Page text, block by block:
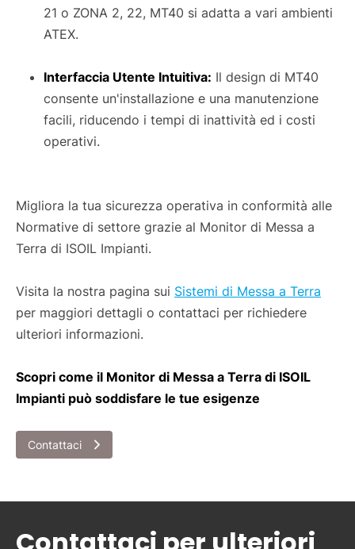
21 o ZONA 2, 22, MT40 si adatta a vari ambienti
ATEX.
Interfaccia Utente Intuitiva: Il design di MT40
consente un'installazione e una manutenzione
facili, riducendo i tempi di inattività ed i costi
operativi.
Migliora la tua sicurezza operativa in conformità alle
Normative di settore grazie al Monitor di Messa a
Terra di ISOIL Impianti.
Visita la nostra pagina sui Sistemi di Messa a Terra
per maggiori dettagli o contattaci per richiedere
ulteriori informazioni.
Scopri come il Monitor di Messa a Terra di ISOIL
Impianti può soddisfare le tue esigenze
Contattaci